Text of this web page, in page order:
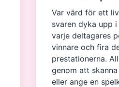
Var värd för ett
svaren dyka upp
varje deltagares
vinnare och fira
prestationerna.
genom att
eller ange en